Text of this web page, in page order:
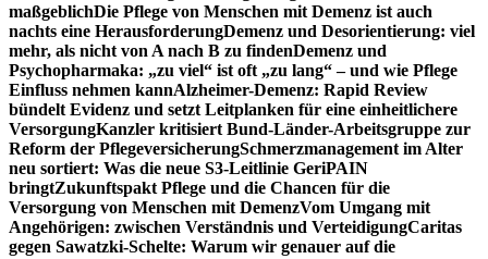
maßgeblichDie Pflege von Menschen mit Demenz ist auch
nachts eine HerausforderungDemenz und Desorientierung: viel
mehr, als nicht von A nach B zu findenDemenz und
Psychopharmaka: „zu viel“ ist oft „zu lang“ – und wie Pflege
Einfluss nehmen kannAlzheimer-Demenz: Rapid Review
bündelt Evidenz und setzt Leitplanken für eine einheitlichere
VersorgungKanzler kritisiert Bund-Länder-Arbeitsgruppe zur
Reform der PflegeversicherungSchmerzmanagement im Alter
neu sortiert: Was die neue S3-Leitlinie GeriPAIN
bringtZukunftspakt Pflege und die Chancen für die
Versorgung von Menschen mit DemenzVom Umgang mit
Angehörigen: zwischen Verständnis und VerteidigungCaritas
gegen Sawatzki-Schelte: Warum wir genauer auf die